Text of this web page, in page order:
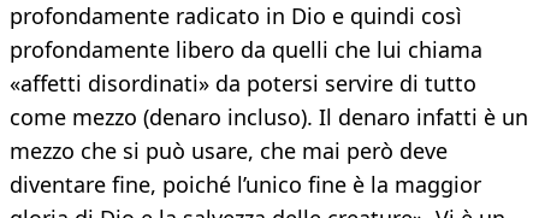
profondamente radicato in Dio e quindi così
profondamente libero da quelli che lui chiama
«affetti disordinati» da potersi servire di tutto
come mezzo (denaro incluso). Il denaro infatti è un
mezzo che si può usare, che mai però deve
diventare fine, poiché l’unico fine è la maggior